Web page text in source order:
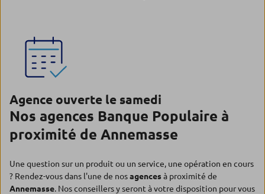
Agence ouverte le samedi
Nos agences Banque Populaire à
proximité de Annemasse
Une question sur un produit ou un service, une opération en cours
? Rendez-vous dans l'une de nosagencesà proximité de
Annemasse. Nos conseillers y seront à votre disposition pour vous